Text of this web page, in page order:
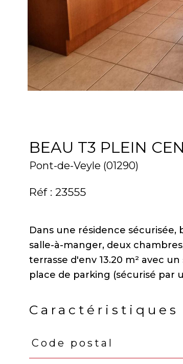
BEAU T3 PLEIN
Pont-de-Veyle (01290)
Réf : 23555
Dans une résidence
salle-à-manger, deux
terrasse d'env 13.20 m² avec
Caractéristiques
Caractéristiques
Code postal